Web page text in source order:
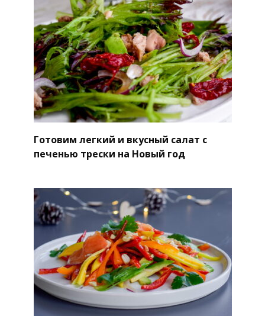
Готовим легкий и вкусный салат с
печенью трески на Новый год